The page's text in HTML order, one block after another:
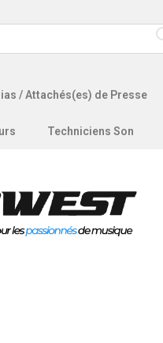
/ Attachés(es) de Presse
Techniciens Son